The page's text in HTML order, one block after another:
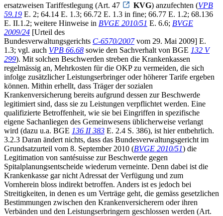
ersatzweisen Tariffestlegung (Art. 47
KVG) anzufechten (VPB
59.19 E. 2; 64.14 E. 1.3; 66.72 E. 1.3 in fine; 66.77 E. 1.2; 68.136
E. II.1.2; weitere Hinweise in BVGE 2010/51 E. 6.6; BVGE
2009/24 [Urteil des
Bundesverwaltungsgerichts C-6570/2007vom 29. Mai 2009] E.
1.3; vgl. auch VPB 66.68 sowie den Sachverhalt von BGE 132 V
299). Mit solchen Beschwerden streben die Krankenkassen
regelmässig an, Mehrkosten für die OKP zu vermeiden, die sich
infolge zusätzlicher Leistungserbringer oder höherer Tarife ergeben
können. Mithin erhellt, dass Träger der sozialen
Krankenversicherung bereits aufgrund dessen zur Beschwerde
legitimiert sind, dass sie zu Leistungen verpflichtet werden. Eine
qualifizierte Betroffenheit, wie sie bei Eingriffen in spezifische
eigene Sachanliegen des Gemeinwesens üblicherweise verlangt
wird (dazu u.a. BGE 136 II 383 E. 2.4 S. 386), ist hier entbehrlich.
3.2.3 Daran ändert nichts, dass das Bundesverwaltungsgericht im
Grundsatzurteil vom 8. September 2010 (BVGE 2010/51) die
Legitimation von santésuisse zur Beschwerde gegen
Spitalplanungsentscheide wiederum verneinte. Denn dabei ist die
Krankenkasse gar nicht Adressat der Verfügung und zum
Vornherein bloss indirekt betroffen. Anders ist es jedoch bei
Streitigkeiten, in denen es um Verträge geht, die gemäss gesetzlichen
Bestimmungen zwischen den Krankenversicherern oder ihren
Verbänden und den Leistungserbringern geschlossen werden (Art.